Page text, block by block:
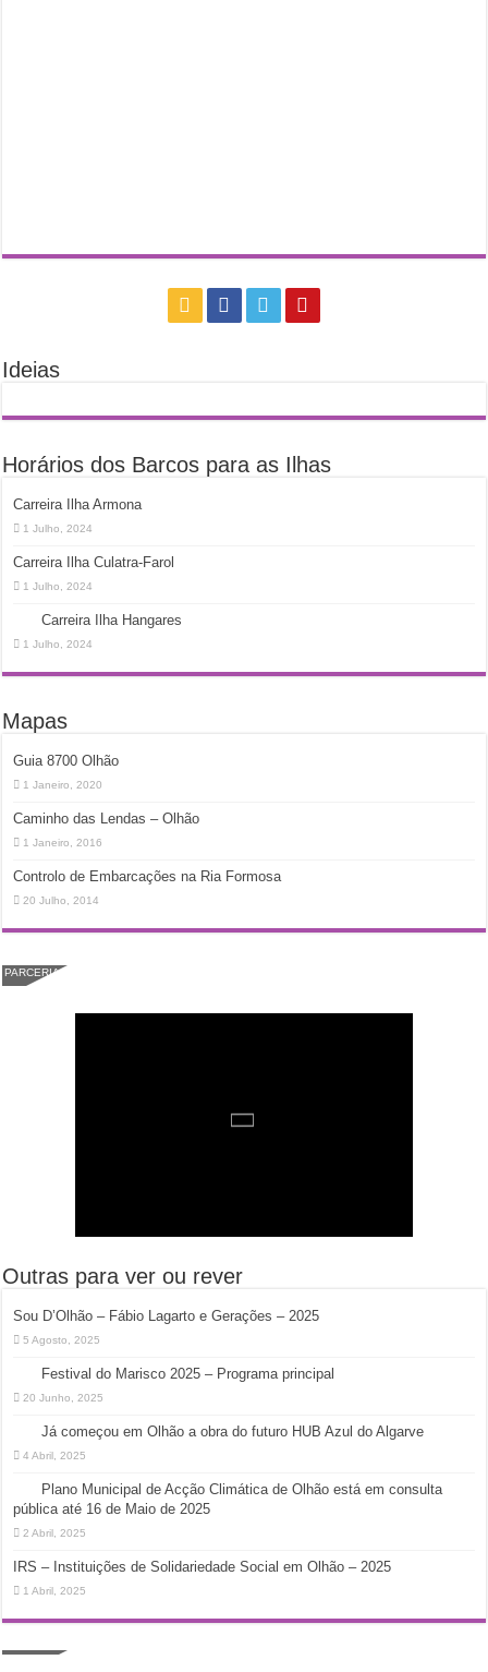
Ideias
Horários dos Barcos para as Ilhas
Carreira Ilha Armona
1 Julho, 2024
Carreira Ilha Culatra-Farol
1 Julho, 2024
Carreira Ilha Hangares
1 Julho, 2024
Mapas
Guia 8700 Olhão
1 Janeiro, 2020
Caminho das Lendas – Olhão
1 Janeiro, 2016
Controlo de Embarcações na Ria Formosa
20 Julho, 2014
PARCERIA
Outras para ver ou rever
Sou D’Olhão – Fábio Lagarto e Gerações – 2025
5 Agosto, 2025
Festival do Marisco 2025 – Programa principal
20 Junho, 2025
Já começou em Olhão a obra do futuro HUB Azul do Algarve
4 Abril, 2025
Plano Municipal de Acção Climática de Olhão está em consulta
pública até 16 de Maio de 2025
2 Abril, 2025
IRS – Instituições de Solidariedade Social em Olhão – 2025
1 Abril, 2025